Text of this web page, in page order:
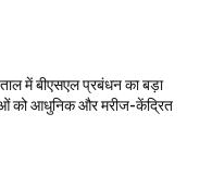
में बीएसएल प्रबंधन का बड़ा
को आधुनिक और मरीज-केंद्रित